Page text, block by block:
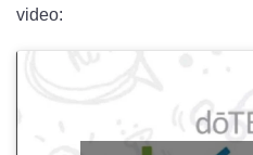
video: